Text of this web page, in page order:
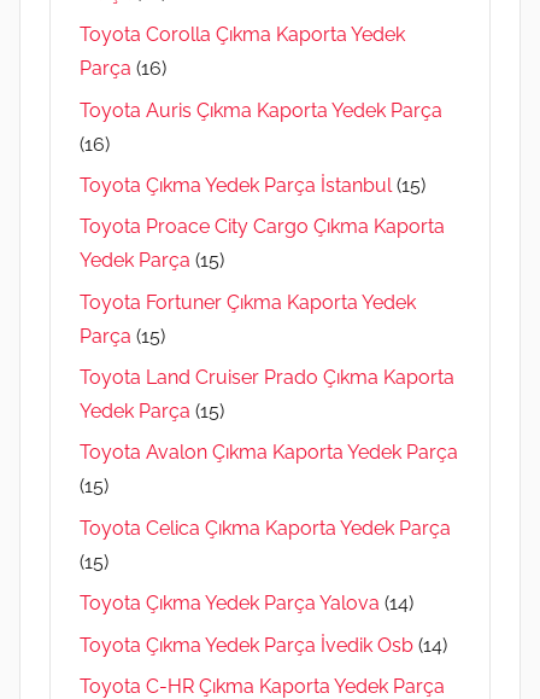
Toyota Corolla Çıkma Kaporta Yedek
Parça (16)
Toyota Auris Çıkma Kaporta Yedek Parça
(16)
Toyota Çıkma Yedek Parça İstanbul (15)
Toyota Proace City Cargo Çıkma Kaporta
Yedek Parça (15)
Toyota Fortuner Çıkma Kaporta Yedek
Parça (15)
Toyota Land Cruiser Prado Çıkma Kaporta
Yedek Parça (15)
Toyota Avalon Çıkma Kaporta Yedek Parça
(15)
Toyota Celica Çıkma Kaporta Yedek Parça
(15)
Toyota Çıkma Yedek Parça Yalova (14)
Toyota Çıkma Yedek Parça İvedik Osb (14)
Toyota C-HR Çıkma Kaporta Yedek Parça